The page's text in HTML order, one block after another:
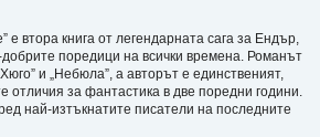
е втора книга от легендарната сага за Ендър,
поредици на всички времена. Романът
и „Небюла”, а авторът е единственият,
отличия за фантастика в две поредни години.
най-изтъкнатите писатели на последните